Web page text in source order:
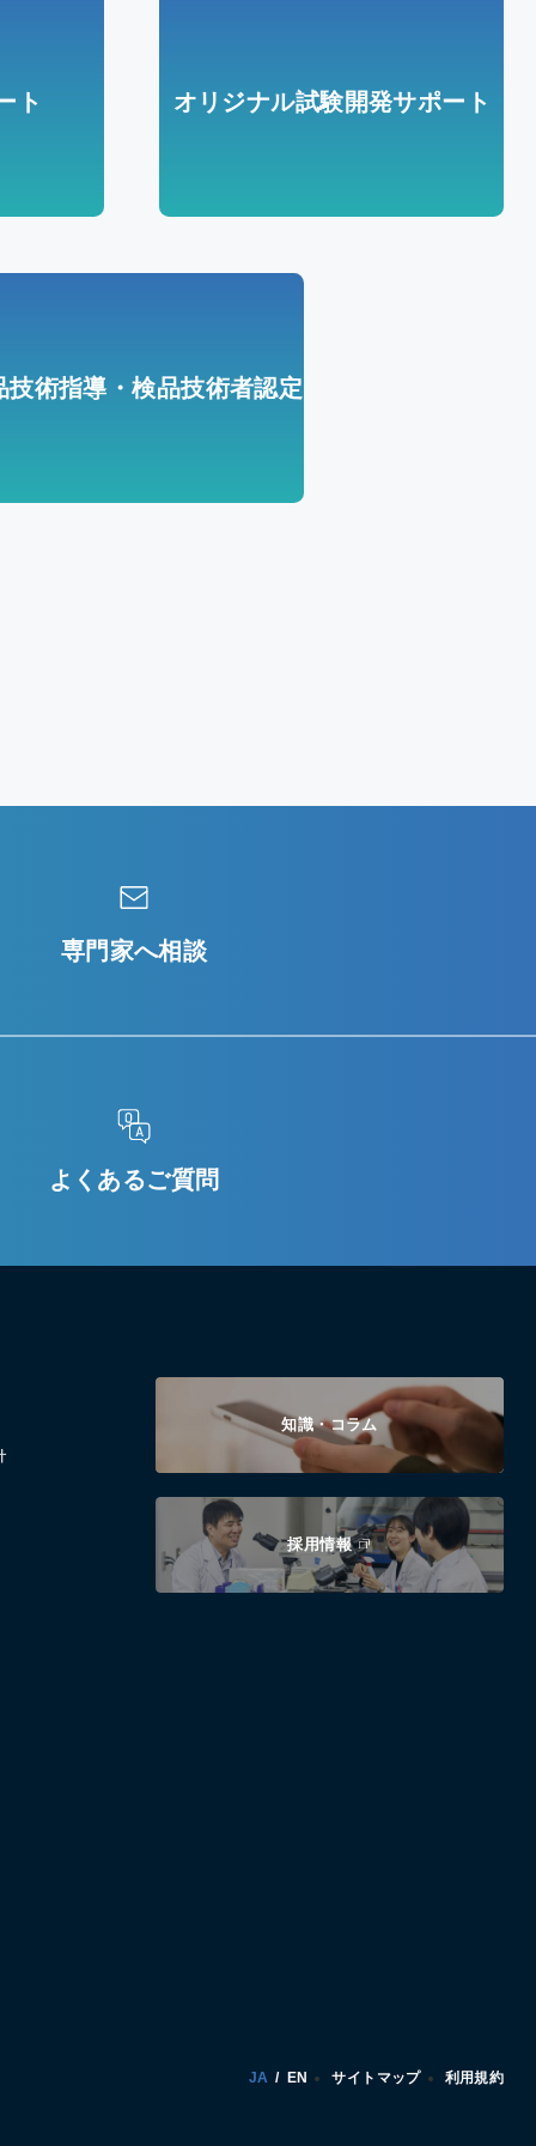
ト オリジナル試験開発サポート
技術指導・検品技術者認定
専門家へ相談
よくあるご質問
知識・コラム
採用情報
JA / EN サイトマップ 利用規約